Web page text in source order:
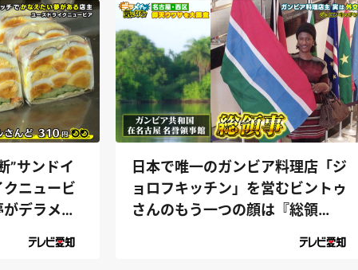
”サンドイ
ニュービ
デラメチ
日本で唯一のガンビア料理店「ジ
ョロフキッチン」を営むビントゥ
さんのもう一つの顔は『総領